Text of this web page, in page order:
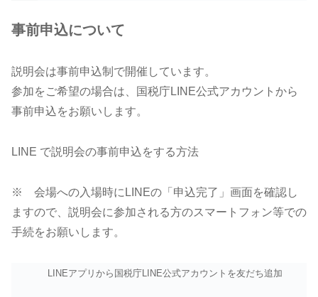
事前申込について
説明会は事前申込制で開催しています。
参加をご希望の場合は、国税庁LINE公式アカウントから
事前申込をお願いします。
LINE で説明会の事前申込をする方法
※ 会場への入場時にLINEの「申込完了」画面を確認し
ますので、説明会に参加される方のスマートフォン等での
手続をお願いします。
LINEアプリから国税庁LINE公式アカウントを友だち追加